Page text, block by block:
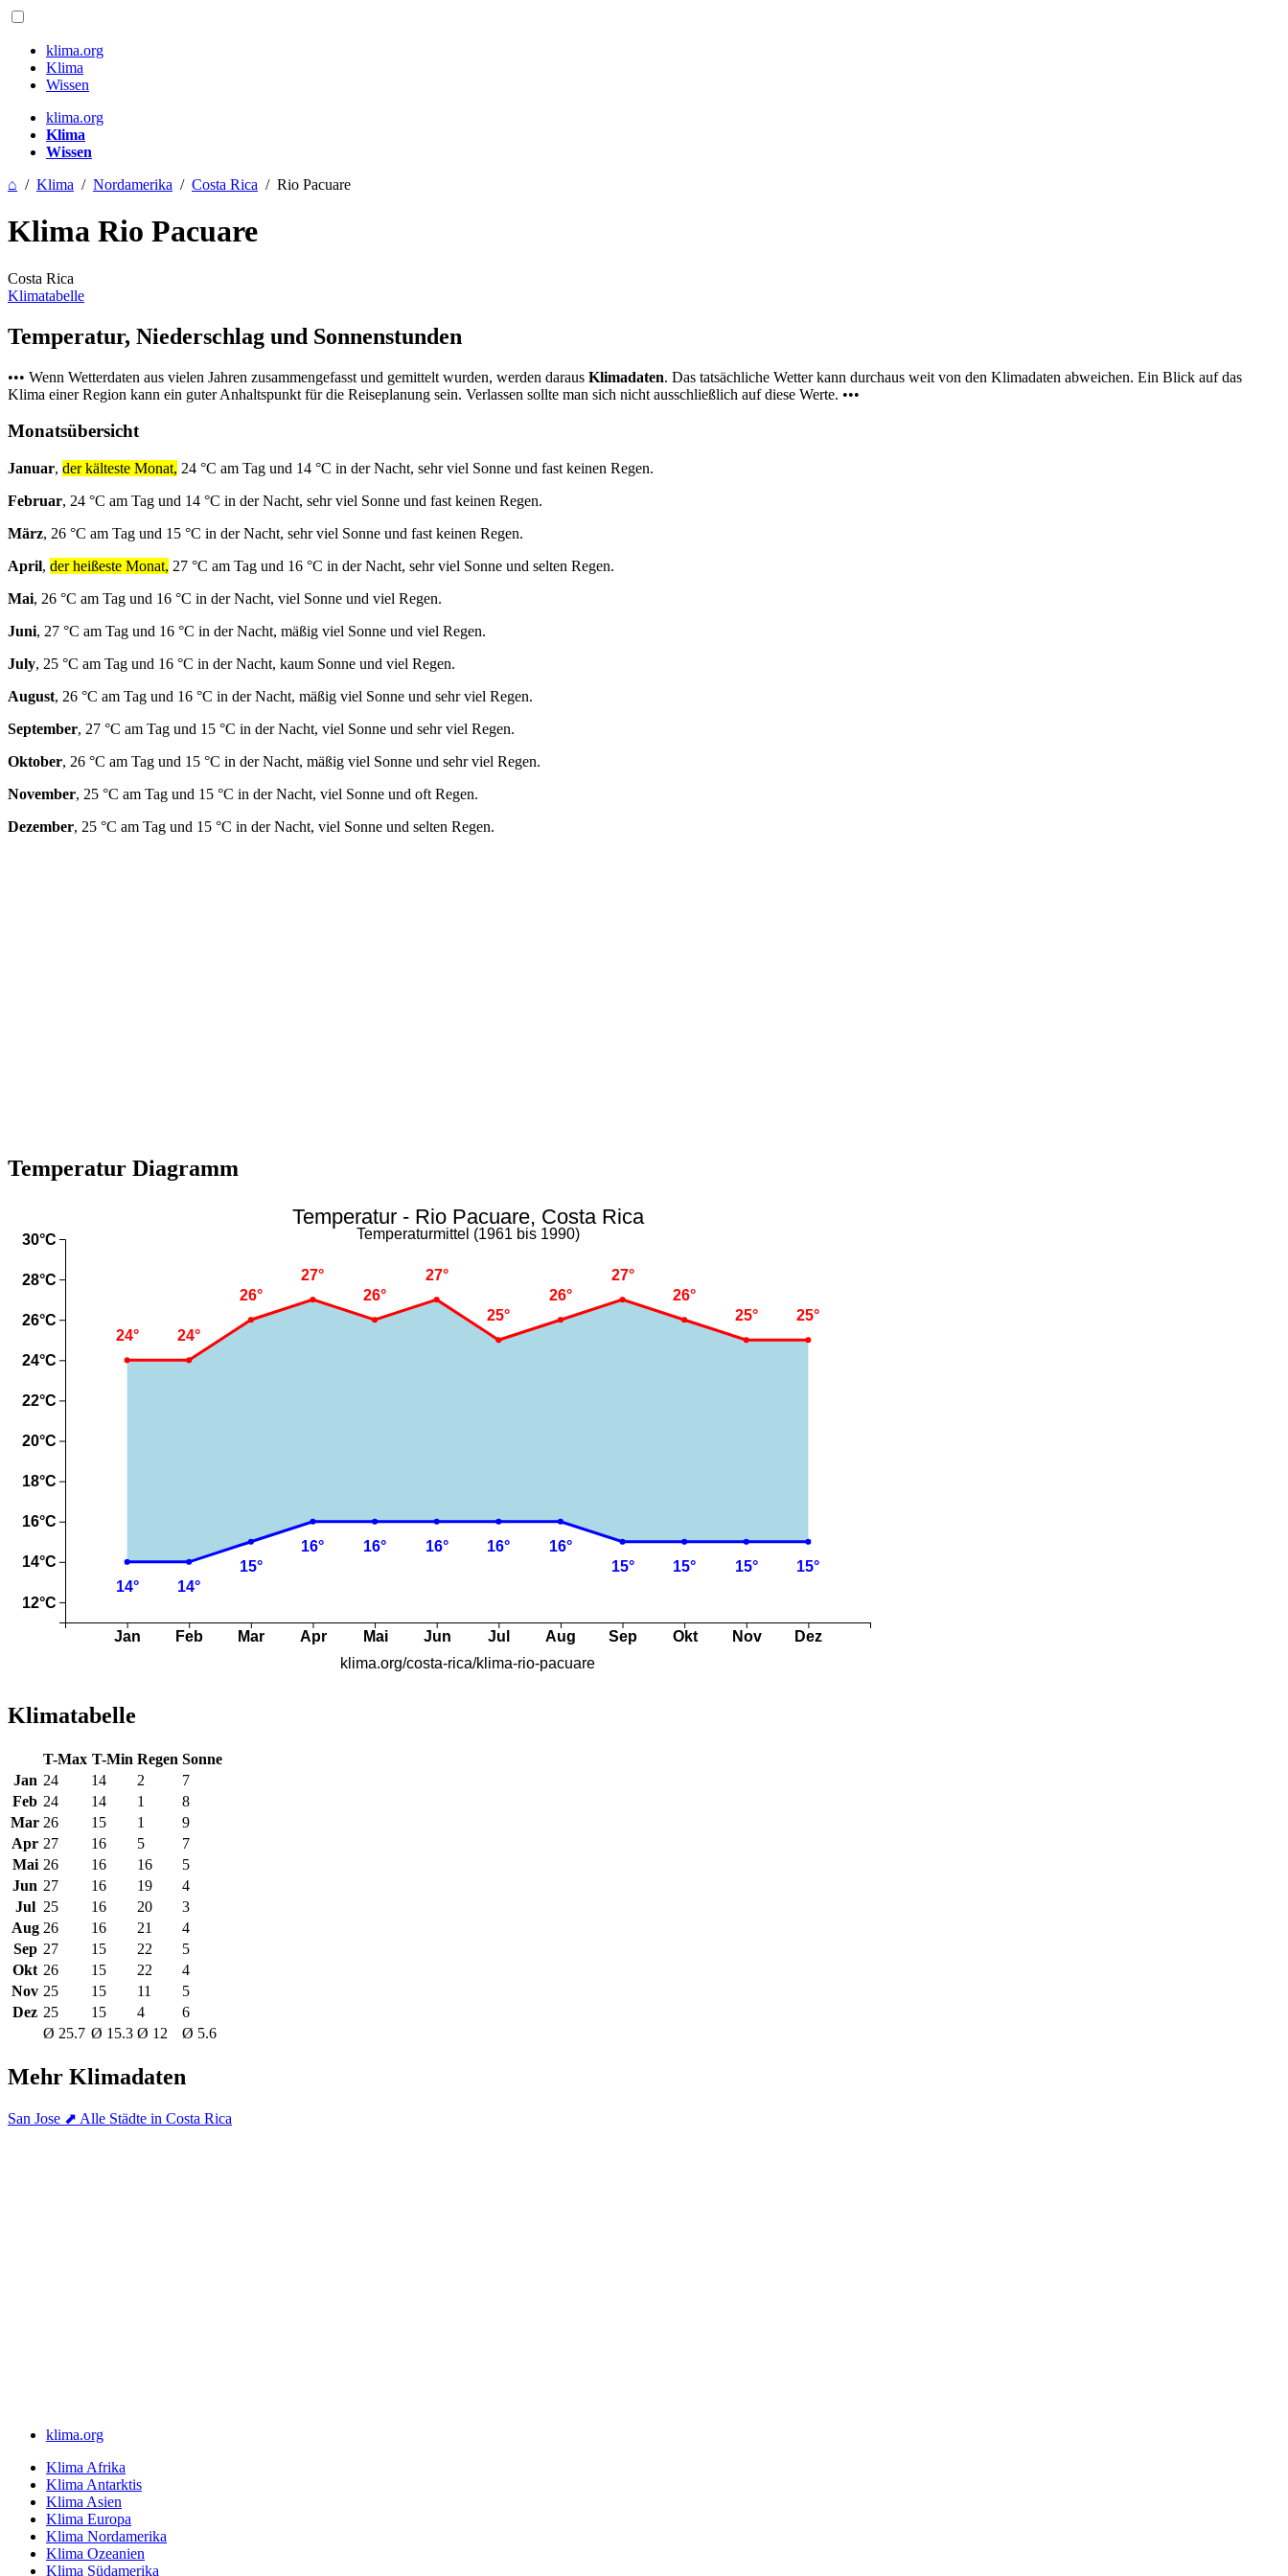
klima.org
Klima
Wissen
klima.org
Klima
Wissen
⌂ / Klima / Nordamerika / Costa Rica / Rio Pacuare
Klima Rio Pacuare
Costa Rica
Klimatabelle
Temperatur, Niederschlag und Sonnenstunden
••• Wenn Wetterdaten aus vielen Jahren zusammengefasst und gemittelt wurden, werden daraus Klimadaten. Das tatsächliche Wetter kann durchaus weit von den Klimadaten abweichen. Ein Blick auf das
Klima einer Region kann ein guter Anhaltspunkt für die Reiseplanung sein. Verlassen sollte man sich nicht ausschließlich auf diese Werte. •••
Monatsübersicht
Januar, der kälteste Monat, 24 °C am Tag und 14 °C in der Nacht, sehr viel Sonne und fast keinen Regen.
Februar, 24 °C am Tag und 14 °C in der Nacht, sehr viel Sonne und fast keinen Regen.
März, 26 °C am Tag und 15 °C in der Nacht, sehr viel Sonne und fast keinen Regen.
April, der heißeste Monat, 27 °C am Tag und 16 °C in der Nacht, sehr viel Sonne und selten Regen.
Mai, 26 °C am Tag und 16 °C in der Nacht, viel Sonne und viel Regen.
Juni, 27 °C am Tag und 16 °C in der Nacht, mäßig viel Sonne und viel Regen.
July, 25 °C am Tag und 16 °C in der Nacht, kaum Sonne und viel Regen.
August, 26 °C am Tag und 16 °C in der Nacht, mäßig viel Sonne und sehr viel Regen.
September, 27 °C am Tag und 15 °C in der Nacht, viel Sonne und sehr viel Regen.
Oktober, 26 °C am Tag und 15 °C in der Nacht, mäßig viel Sonne und sehr viel Regen.
November, 25 °C am Tag und 15 °C in der Nacht, viel Sonne und oft Regen.
Dezember, 25 °C am Tag und 15 °C in der Nacht, viel Sonne und selten Regen.
Temperatur Diagramm
Klimatabelle
T-Max T-Min Regen Sonne
Jan 24 14 2
7
Feb 24 14 1
8
Mar 26 15 1
9
Apr 27 16 5
7
Mai 26 16 16
5
Jun 27 16 19
4
Jul 25 16 20
3
Aug 26 16 21
4
Sep 27 15 22
5
Okt 26 15 22
4
Nov 25 15 11
5
Dez 25 15 4
6
Ø 25.7 Ø 15.3 Ø 12 Ø 5.6
Mehr Klimadaten
San Jose ⬈ Alle Städte in Costa Rica
klima.org
Klima Afrika
Klima Antarktis
Klima Asien
Klima Europa
Klima Nordamerika
Klima Ozeanien
Klima Südamerika